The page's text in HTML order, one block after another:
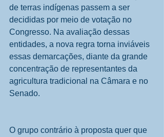
de terras indígenas passem a ser
decididas por meio de votação no
Congresso. Na avaliação dessas
entidades, a nova regra torna inviáveis
essas demarcações, diante da grande
concentração de representantes da
agricultura tradicional na Câmara e no
Senado.
O grupo contrário à proposta quer que